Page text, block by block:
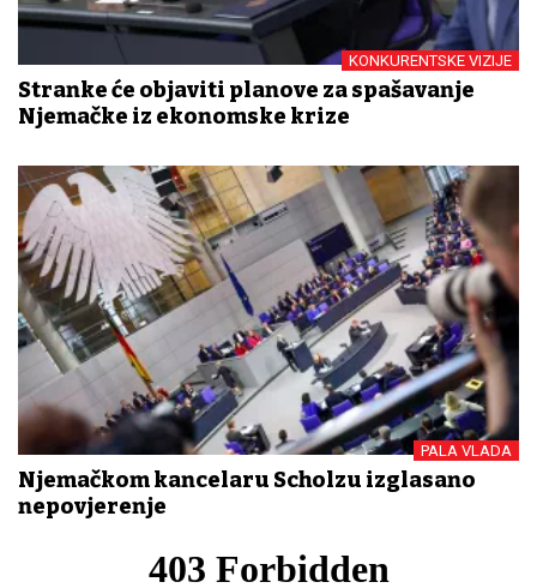
KONKURENTSKE VIZIJE
Stranke će objaviti planove za spašavanje
Njemačke iz ekonomske krize
PALA VLADA
Njemačkom kancelaru Scholzu izglasano
nepovjerenje